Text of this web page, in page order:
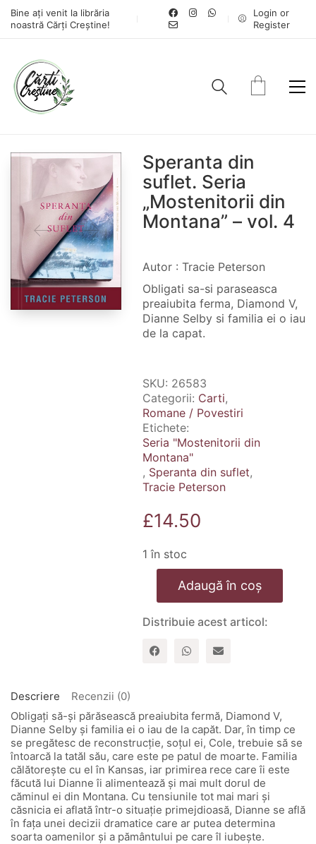
Bine ați venit la librăria
noastră Cărți Creștine!
Login or
Register
Speranta din
suflet. Seria
„Mostenitorii din
Montana” – vol. 4
Autor : Tracie Peterson
Obligati sa-si paraseasca
preaiubita ferma, Diamond V,
Dianne Selby si familia ei o iau
de la capat.
SKU: 26583
Categorii: Carti,
Romane / Povestiri
Etichete:
Seria "Mostenitorii din
Montana"
, Speranta din suflet,
Tracie Peterson
£14.50
1 în stoc
Cantitate
Speranta
din
suflet.
Seria
din
Adaugă în coș
Distribuie acest articol:
Descriere
Recenzii (0)
Obligați să-și părăsească preaiubita fermă, Diamond V,
Dianne Selby și familia ei o iau de la capăt. Dar, în timp ce
se pregătesc de reconstrucție, soțul ei, Cole, trebuie să se
întoarcă la tatăl său, care este pe patul de moarte. Familia
călătorește cu el în Kansas, iar primirea rece care îi este
făcută lui Dianne îi alimentează și mai mult dorul de
căminul ei din Montana. Cu tensiunile tot mai mari și
căsnicia ei aflată într-o situație primejdioasă, Dianne se află
în fața unei decizii dramatice care ar putea determina
soarta oamenilor și a pământului pe care îl iubește.